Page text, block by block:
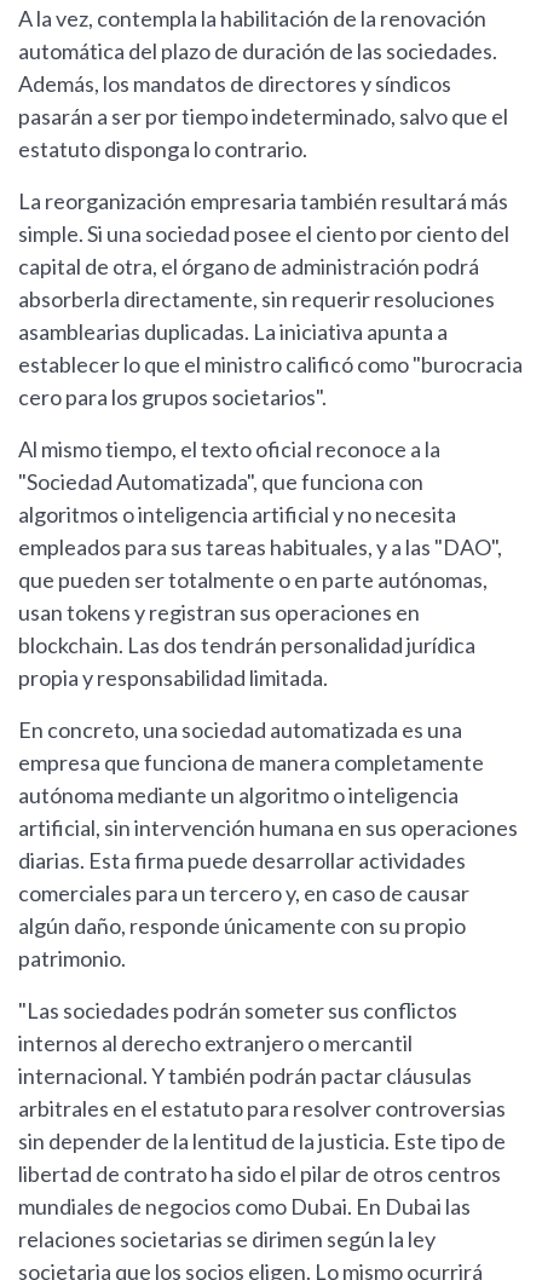
A la vez, contempla la habilitación de la renovación
automática del plazo de duración de las sociedades.
Además, los mandatos de directores y síndicos
pasarán a ser por tiempo indeterminado, salvo que el
estatuto disponga lo contrario.
La reorganización empresaria también resultará más
simple. Si una sociedad posee el ciento por ciento del
capital de otra, el órgano de administración podrá
absorberla directamente, sin requerir resoluciones
asamblearias duplicadas. La iniciativa apunta a
establecer lo que el ministro calificó como "burocracia
cero para los grupos societarios".
Al mismo tiempo, el texto oficial reconoce a la
"Sociedad Automatizada", que funciona con
algoritmos o inteligencia artificial y no necesita
empleados para sus tareas habituales, y a las "DAO",
que pueden ser totalmente o en parte autónomas,
usan tokens y registran sus operaciones en
blockchain. Las dos tendrán personalidad jurídica
propia y responsabilidad limitada.
En concreto, una sociedad automatizada es una
empresa que funciona de manera completamente
autónoma mediante un algoritmo o inteligencia
artificial, sin intervención humana en sus operaciones
diarias. Esta firma puede desarrollar actividades
comerciales para un tercero y, en caso de causar
algún daño, responde únicamente con su propio
patrimonio.
"Las sociedades podrán someter sus conflictos
internos al derecho extranjero o mercantil
internacional. Y también podrán pactar cláusulas
arbitrales en el estatuto para resolver controversias
sin depender de la lentitud de la justicia. Este tipo de
libertad de contrato ha sido el pilar de otros centros
mundiales de negocios como Dubai. En Dubai las
relaciones societarias se dirimen según la ley
societaria que los socios eligen. Lo mismo ocurrirá